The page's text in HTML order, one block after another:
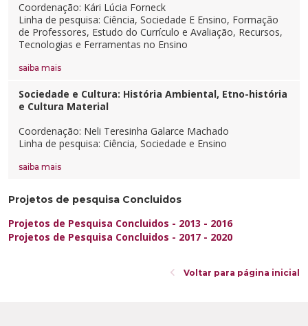
Coordenação: Kári Lúcia Forneck
Linha de pesquisa: Ciência, Sociedade E Ensino, Formação
de Professores, Estudo do Currículo e Avaliação, Recursos,
Tecnologias e Ferramentas no Ensino
saiba mais
Sociedade e Cultura: História Ambiental, Etno-história
e Cultura Material
Coordenação: Neli Teresinha Galarce Machado
Linha de pesquisa: Ciência, Sociedade e Ensino
saiba mais
Projetos de pesquisa Concluidos
Projetos de Pesquisa Concluidos - 2013 - 2016
Projetos de Pesquisa Concluidos - 2017 - 2020
Voltar para página inicial